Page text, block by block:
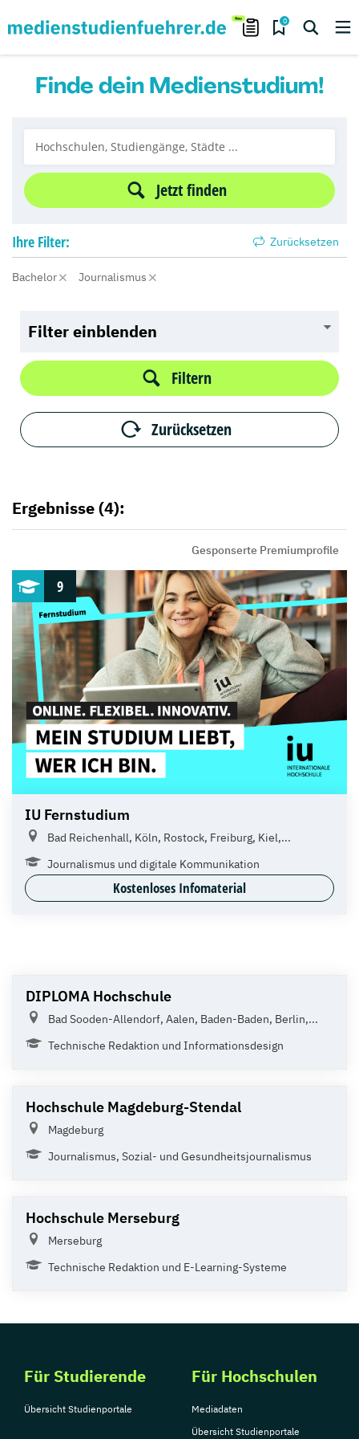
0
Finde dein Medienstudium!
Jetzt finden
Ihre Filter: Zurücksetzen
Bachelor Journalismus
Filter einblenden
Filtern
Zurücksetzen
Ergebnisse (4):
Gesponserte Premiumprofile
9
IU Fernstudium
Bad Reichenhall, Köln, Rostock, Freiburg, Kiel,...
Journalismus und digitale Kommunikation
Kostenloses Infomaterial
DIPLOMA Hochschule
Bad Sooden-Allendorf, Aalen, Baden-Baden, Berlin,...
Technische Redaktion und Informationsdesign
Hochschule Magdeburg-Stendal
Magdeburg
Journalismus, Sozial- und Gesundheitsjournalismus
Hochschule Merseburg
Merseburg
Technische Redaktion und E-Learning-Systeme
Für Studierende
Übersicht Studienportale
Für Hochschulen
Mediadaten
Übersicht Studienportale